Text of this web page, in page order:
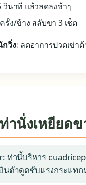
วินาที แล้วลดลงช้าๆ
รั้ง/ข้าง สลับขา 3 เซ็ต
วิ่ง: ลดอาการปวดเข่า
านั่งเหยียด
ท่านี้บริหาร
นตัวดูดซับแรงกระแทก